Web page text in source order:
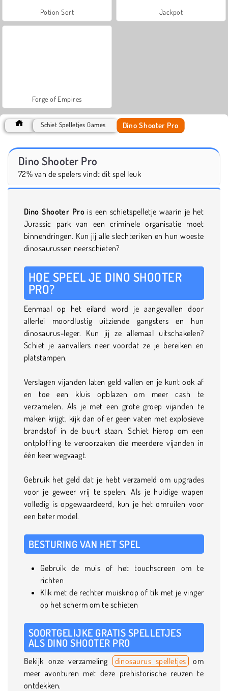
Potion Sort Jackpot
Forge of Empires
Schiet Spelletjes Games Dino Shooter Pro
Dino Shooter Pro
72% van de spelers vindt dit spel leuk
Dino Shooter Pro is een schietspelletje waarin je het
Jurassic park van een criminele organisatie moet
binnendringen. Kun jij alle slechteriken en hun woeste
dinosaurussen neerschieten?
HOE SPEEL JE DINO SHOOTER
PRO?
Eenmaal op het eiland word je aangevallen door
allerlei moordlustig uitziende gangsters en hun
dinosaurus-leger. Kun jij ze allemaal uitschakelen?
Schiet je aanvallers neer voordat ze je bereiken en
platstampen.
Verslagen vijanden laten geld vallen en je kunt ook af
en toe een kluis opblazen om meer cash te
verzamelen. Als je met een grote groep vijanden te
maken krijgt, kijk dan of er geen vaten met explosieve
brandstof in de buurt staan. Schiet hierop om een
ontploffing te veroorzaken die meerdere vijanden in
één keer wegvaagt.
Gebruik het geld dat je hebt verzameld om upgrades
voor je geweer vrij te spelen. Als je huidige wapen
volledig is opgewaardeerd, kun je het omruilen voor
een beter model.
BESTURING VAN HET SPEL
Gebruik de muis of het touchscreen om te
richten
Klik met de rechter muisknop of tik met je vinger
op het scherm om te schieten
SOORTGELIJKE GRATIS SPELLETJES
ALS DINO SHOOTER PRO
Bekijk onze verzameling dinosaurus spelletjes om
meer avonturen met deze prehistorische reuzen te
ontdekken.